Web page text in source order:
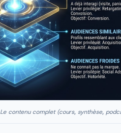
Le contenu complet (cours, synthèse,